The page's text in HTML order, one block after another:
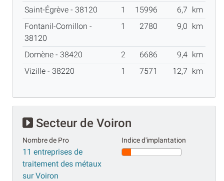
Saint-Égrève - 38120 1 15996 6,7 km
Fontanil-Cornillon -
38120
1 2780 9,0 km
Domène - 38420 2 6686 9,4 km
Vizille - 38220
1 7571 12,7 km
Secteur de Voiron
Nombre de Pro
11 entreprises de
traitement des métaux
sur Voiron
Indice d'implantation